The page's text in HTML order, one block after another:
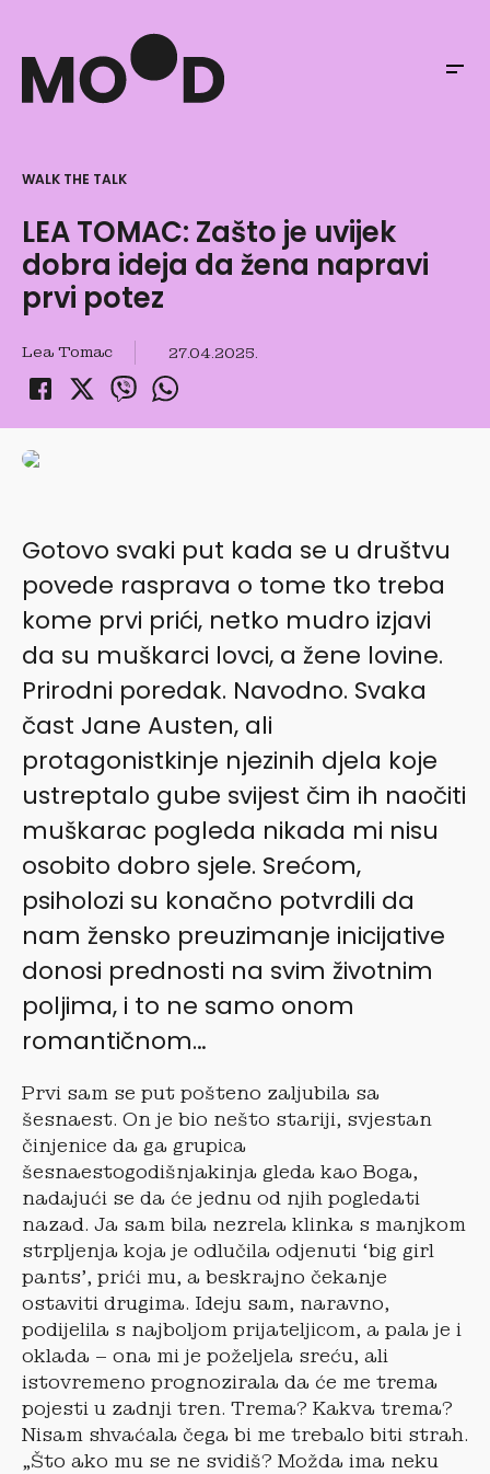
WALK THE TALK
LEA TOMAC: Zašto je uvijek
dobra ideja da žena napravi
prvi potez
Lea Tomac 27.04.2025.
Gotovo svaki put kada se u društvu
povede rasprava o tome tko treba
kome prvi prići, netko mudro izjavi
da su muškarci lovci, a žene lovine.
Prirodni poredak. Navodno. Svaka
čast Jane Austen, ali
protagonistkinje njezinih djela koje
ustreptalo gube svijest čim ih naočiti
muškarac pogleda nikada mi nisu
osobito dobro sjele. Srećom,
psiholozi su konačno potvrdili da
nam žensko preuzimanje inicijative
donosi prednosti na svim životnim
poljima, i to ne samo onom
romantičnom…
Prvi sam se put pošteno zaljubila sa
šesnaest. On je bio nešto stariji, svjestan
činjenice da ga grupica
šesnaestogodišnjakinja gleda kao Boga,
nadajući se da će jednu od njih pogledati
nazad. Ja sam bila nezrela klinka s manjkom
strpljenja koja je odlučila odjenuti ‘big girl
pants’, prići mu, a beskrajno čekanje
ostaviti drugima. Ideju sam, naravno,
podijelila s najboljom prijateljicom, a pala je i
oklada – ona mi je poželjela sreću, ali
istovremeno prognozirala da će me trema
pojesti u zadnji tren. Trema? Kakva trema?
Nisam shvaćala čega bi me trebalo biti strah.
„Što ako mu se ne svidiš? Možda ima neku